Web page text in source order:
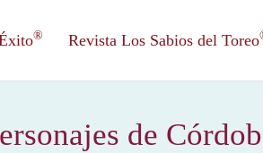
® Revista Los Sabios del Toreo
de